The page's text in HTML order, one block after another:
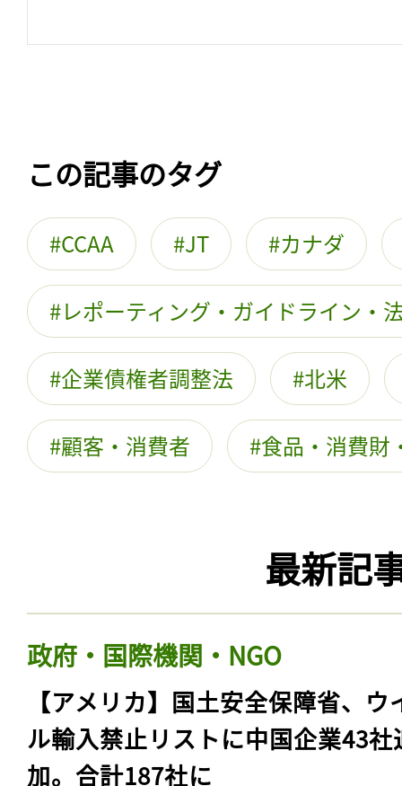
この記事のタグ
CCAA JT カナダ
レポーティング・ガイドライン・
企業債権者調整法 北米
顧客・消費者 食品・消費財
最新記
政府・国際機関・NGO
【アメリカ】国土安全保障省、ウ
ル輸入禁止リストに中国企業43社
加。合計187社に